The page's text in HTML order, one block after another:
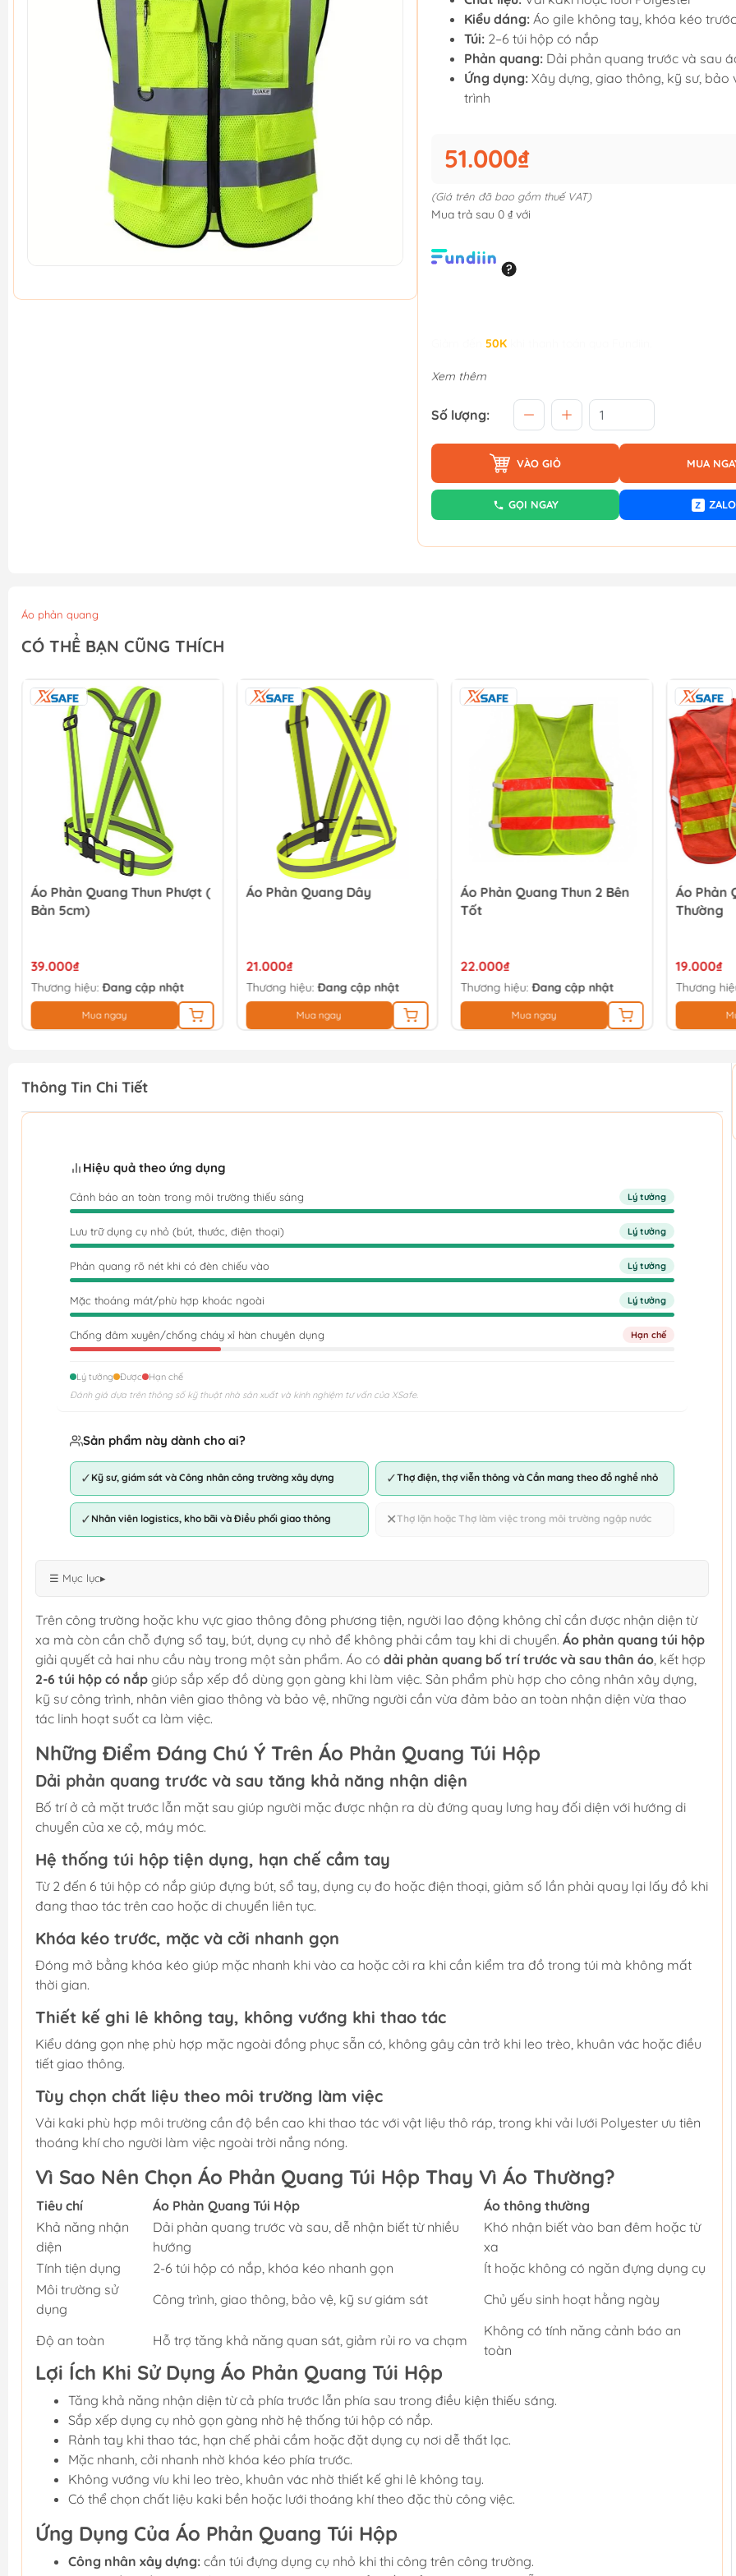
Kiểu dáng: Áo gile không tay, khóa kéo trước
Túi: 2–6 túi hộp có nắp
Phản quang: Dải phản quang trước và sau
Ứng dụng: Xây dựng, giao thông, kỹ sư, bảo
trình
51.000₫
(Giá trên đã bao gồm thuế VAT)
Mua trả sau 0 ₫ với
50K
Xem thêm
Số lượng:
VÀO GIỎ MUA
GỌI NGAY Z ZALO
Áo phản quang
CÓ THỂ BẠN CŨNG THÍCH
Áo Phản Quang Thun Phượt (
Bản 5cm)
39.000₫
Thương hiệu:Đang cập nhật
Mua ngay
Áo Phản Quang Dây
21.000₫
Thương hiệu:Đang cập nhật
Mua ngay
Áo Phản Quang Thun 2 Bên
Tốt
22.000₫
Thương hiệu:Đang cập nhật
Mua ngay
Áo Phản
Thường
19.000₫
Thương
Thông Tin Chi Tiết
Hiệu quả theo ứng dụng
Cảnh báo an toàn trong môi trường thiếu sáng Lý tưởng
Lưu trữ dụng cụ nhỏ (bút, thước, điện thoại) Lý tưởng
Phản quang rõ nét khi có đèn chiếu vào Lý tưởng
Mặc thoáng mát/phù hợp khoác ngoài Lý tưởng
Chống đâm xuyên/chống cháy xỉ hàn chuyên dụng Hạn chế
Lý tưởng Được
Hạn chế
Đánh giá dựa trên thông số kỹ thuật nhà sản xuất và kinh nghiệm tư vấn của XSafe.
Sản phẩm này dành cho ai?
✓ Kỹ sư, giám sát và Công nhân công trường xây dựng ✓Thợ điện, thợ viễn thông và Cần mang theo đồ nghề nhỏ
✓ Nhân viên logistics, kho bãi và Điều phối giao thông ✕Thợ lặn hoặc Thợ làm việc trong môi trường ngập nước
☰ Mục lục▸
Trên công trường hoặc khu vực giao thông đông phương tiện, người lao động không chỉ cần được nhận diện từ
xa mà còn cần chỗ đựng sổ tay, bút, dụng cụ nhỏ để không phải cầm tay khi di chuyển. Áo phản quang túi hộp
giải quyết cả hai nhu cầu này trong một sản phẩm. Áo có dải phản quang bố trí trước và sau thân áo, kết hợp
2-6 túi hộp có nắp giúp sắp xếp đồ dùng gọn gàng khi làm việc. Sản phẩm phù hợp cho công nhân xây dựng,
kỹ sư công trình, nhân viên giao thông và bảo vệ, những người cần vừa đảm bảo an toàn nhận diện vừa thao
tác linh hoạt suốt ca làm việc.
Những Điểm Đáng Chú Ý Trên Áo Phản Quang Túi Hộp
Dải phản quang trước và sau tăng khả năng nhận diện
Bố trí ở cả mặt trước lẫn mặt sau giúp người mặc được nhận ra dù đứng quay lưng hay đối diện với hướng di
chuyển của xe cộ, máy móc.
Hệ thống túi hộp tiện dụng, hạn chế cầm tay
Từ 2 đến 6 túi hộp có nắp giúp đựng bút, sổ tay, dụng cụ đo hoặc điện thoại, giảm số lần phải quay lại lấy đồ khi
đang thao tác trên cao hoặc di chuyển liên tục.
Khóa kéo trước, mặc và cởi nhanh gọn
Đóng mở bằng khóa kéo giúp mặc nhanh khi vào ca hoặc cởi ra khi cần kiểm tra đồ trong túi mà không mất
thời gian.
Thiết kế ghi lê không tay, không vướng khi thao tác
Kiểu dáng gọn nhẹ phù hợp mặc ngoài đồng phục sẵn có, không gây cản trở khi leo trèo, khuân vác hoặc điều
tiết giao thông.
Tùy chọn chất liệu theo môi trường làm việc
Vải kaki phù hợp môi trường cần độ bền cao khi thao tác với vật liệu thô ráp, trong khi vải lưới Polyester ưu tiên
thoáng khí cho người làm việc ngoài trời nắng nóng.
Vì Sao Nên Chọn Áo Phản Quang Túi Hộp Thay Vì Áo Thường?
Tiêu chí Áo Phản Quang Túi Hộp
Áo thông thường
Khả năng nhận
diện
Dải phản quang trước và sau, dễ nhận biết từ nhiều
hướng
Khó nhận biết vào ban đêm hoặc từ
xa
Tính tiện dụng
2-6 túi hộp có nắp, khóa kéo nhanh gọn
Ít hoặc không có ngăn đựng dụng cụ
Môi trường sử
dụng
Công trình, giao thông, bảo vệ, kỹ sư giám sát Chủ yếu sinh hoạt hằng ngày
Độ an toàn Hỗ trợ tăng khả năng quan sát, giảm rủi ro va chạm
Không có tính năng cảnh báo an
toàn
Lợi Ích Khi Sử Dụng Áo Phản Quang Túi Hộp
Tăng khả năng nhận diện từ cả phía trước lẫn phía sau trong điều kiện thiếu sáng.
Sắp xếp dụng cụ nhỏ gọn gàng nhờ hệ thống túi hộp có nắp.
Rảnh tay khi thao tác, hạn chế phải cầm hoặc đặt dụng cụ nơi dễ thất lạc.
Mặc nhanh, cởi nhanh nhờ khóa kéo phía trước.
Không vướng víu khi leo trèo, khuân vác nhờ thiết kế ghi lê không tay.
Có thể chọn chất liệu kaki bền hoặc lưới thoáng khí theo đặc thù công việc.
Ứng Dụng Của Áo Phản Quang Túi Hộp
Công nhân xây dựng: cần túi đựng dụng cụ nhỏ khi thi công trên công trường.